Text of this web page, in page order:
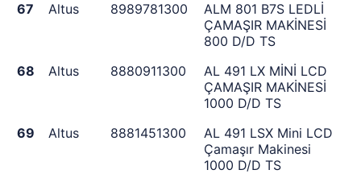
67
Altus 8989781300
ALM 801 B7S LEDLİ
ÇAMAŞIR MAKİNESİ
800 D/D TS
68
Altus 8880911300
AL 491 LX MİNİ LCD
ÇAMAŞIR MAKİNESİ
1000 D/D TS
69
Altus 8881451300
AL 491 LSX Mini LCD
Çamaşır Makinesi
1000 D/D TS